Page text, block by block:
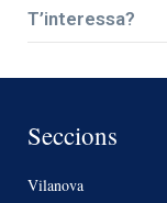
T’interessa?
Seccions
Vilanova